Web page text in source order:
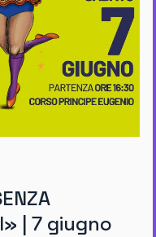
| 7 giugno